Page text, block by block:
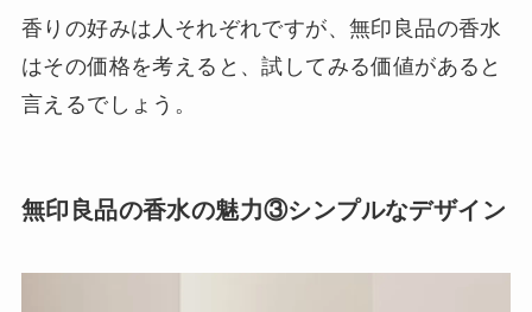
香りの好みは人それぞれですが、無印良品の香水
はその価格を考えると、試してみる価値があると
言えるでしょう。
無印良品の香水の魅力③シンプルなデザイン